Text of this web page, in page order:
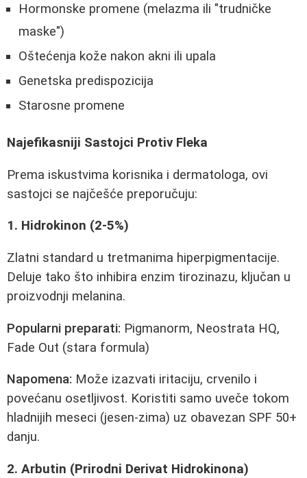
Hormonske promene (melazma ili "trudničke
maske")
Oštećenja kože nakon akni ili upala
Genetska predispozicija
Starosne promene
Najefikasniji Sastojci Protiv Fleka
Prema iskustvima korisnika i dermatologa, ovi
sastojci se najčešće preporučuju:
1. Hidrokinon (2-5%)
Zlatni standard u tretmanima hiperpigmentacije.
Deluje tako što inhibira enzim tirozinazu, ključan u
proizvodnji melanina.
Popularni preparati: Pigmanorm, Neostrata HQ,
Fade Out (stara formula)
Napomena: Može izazvati iritaciju, crvenilo i
povećanu osetljivost. Koristiti samo uveče tokom
hladnijih meseci (jesen-zima) uz obavezan SPF 50+
danju.
2. Arbutin (Prirodni Derivat Hidrokinona)